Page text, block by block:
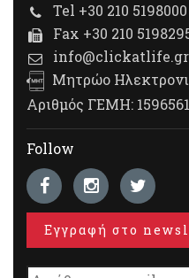
Tel +30 210 5198000
Fax +30 210
info@clickatlife.gr
Μητρώο
Αριθμός ΓΕΜΗ:
Follow
Εγγραφή στο